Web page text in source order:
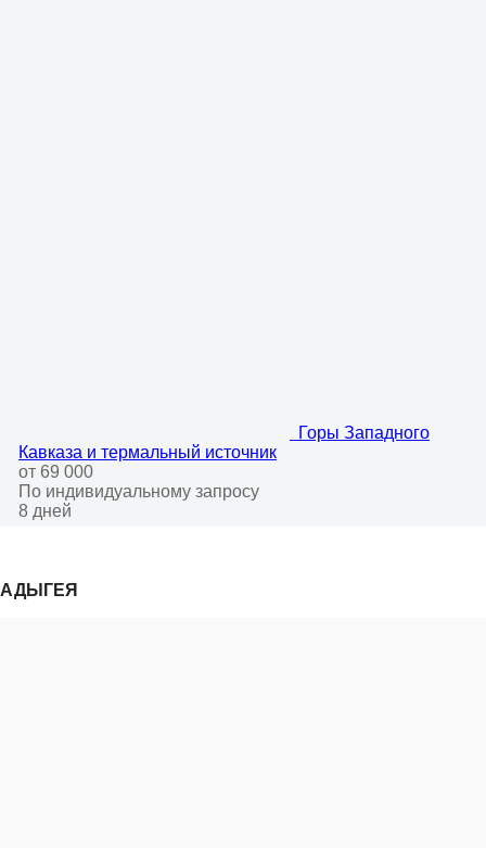
Горы Западного
Кавказа и термальный источник
от 69 000
По индивидуальному запросу
8 дней
АДЫГЕЯ